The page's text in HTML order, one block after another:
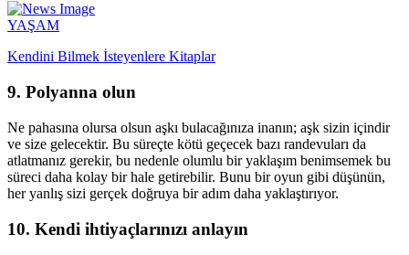
YAŞAM
Kendini Bilmek İsteyenlere Kitaplar
9. Polyanna olun
Ne pahasına olursa olsun aşkı bulacağınıza inanın; aşk sizin içindir
ve size gelecektir. Bu süreçte kötü geçecek bazı randevuları da
atlatmanız gerekir, bu nedenle olumlu bir yaklaşım benimsemek bu
süreci daha kolay bir hale getirebilir. Bunu bir oyun gibi düşünün,
her yanlış sizi gerçek doğruya bir adım daha yaklaştırıyor.
10. Kendi ihtiyaçlarınızı anlayın